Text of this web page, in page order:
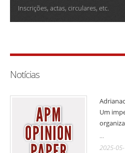
Inscrições, actas, circulares, etc.
Notícias
Um
...
2025-